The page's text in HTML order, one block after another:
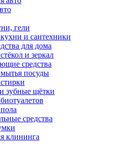
гели
и сантехники
для дома
и зеркал
средства
посуды
зубные щётки
средства
клининга